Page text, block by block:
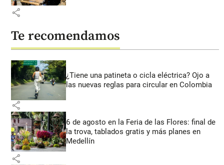
share
Te recomendamos
¿Tiene una patineta o cicla eléctrica? Ojo a
las nuevas reglas para circular en Colombia
share
6 de agosto en la Feria de las Flores: final de
la trova, tablados gratis y más planes en
Medellín
share